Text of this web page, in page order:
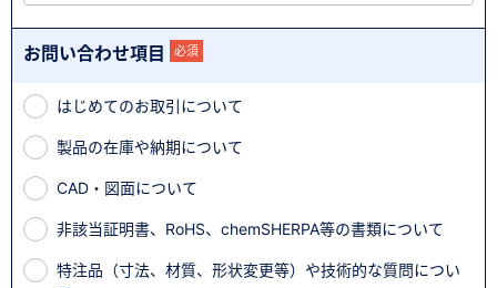
お問い合わせ項目 必須
はじめてのお取引について
製品の在庫や納期について
CAD・図面について
非該当証明書、RoHS、chemSHERPA等の書類について
特注品（寸法、材質、形状変更等）や技術的な質問につい